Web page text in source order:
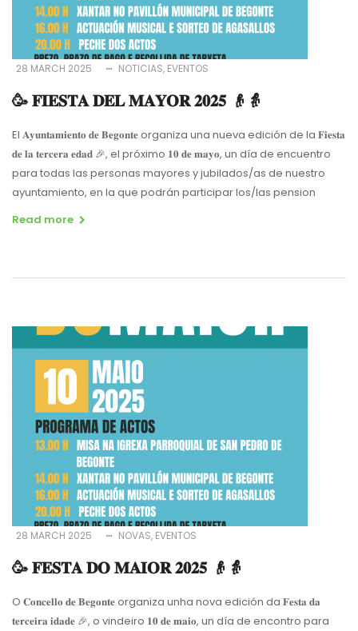
28 MARCH 2025 NOTICIAS EVENTOS
🥳 𝐅𝐈𝐄𝐒𝐓𝐀 𝐃𝐄𝐋 𝐌𝐀𝐘𝐎𝐑 𝟐𝟎𝟐𝟓 👴👵
El 𝐀𝐲𝐮𝐧𝐭𝐚𝐦𝐢𝐞𝐧𝐭𝐨 𝐝𝐞 𝐁𝐞𝐠𝐨𝐧𝐭𝐞 organiza una nueva edición de la 𝐅𝐢𝐞𝐬𝐭𝐚
𝐝𝐞 𝐥𝐚 𝐭𝐞𝐫𝐜𝐞𝐫𝐚 𝐞𝐝𝐚𝐝 🎉, el próximo 𝟏𝟎 𝐝𝐞 𝐦𝐚𝐲𝐨, un día de encuentro
para todas las personas mayores y jubilados/as de nuestro
ayuntamiento, en la que podrán participar los/las pension
Read more
28 MARCH 2025 NOVAS EVENTOS
🥳 𝐅𝐄𝐒𝐓𝐀 𝐃𝐎 𝐌𝐀𝐈𝐎𝐑 𝟐𝟎𝟐𝟓 👴👵
O 𝐂𝐨𝐧𝐜𝐞𝐥𝐥𝐨 𝐝𝐞 𝐁𝐞𝐠𝐨𝐧𝐭𝐞 organiza unha nova edición da 𝐅𝐞𝐬𝐭𝐚 𝐝𝐚
𝐭𝐞𝐫𝐜𝐞𝐢𝐫𝐚 𝐢𝐝𝐚𝐝𝐞 🎉, o vindeiro 𝟏𝟎 𝐝𝐞 𝐦𝐚𝐢𝐨, un día de encontro para